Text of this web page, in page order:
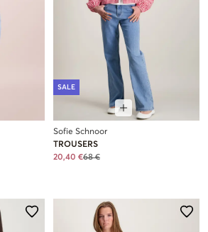
SALE
Sofie Schnoor
TROUSERS
20,40 €68 €